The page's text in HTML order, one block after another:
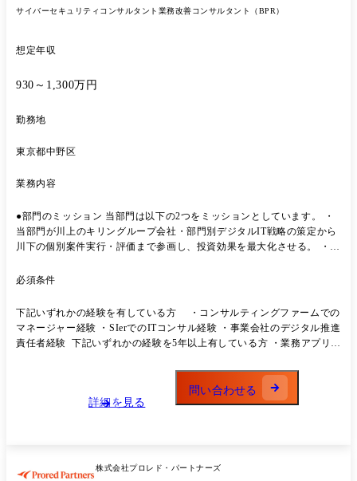
サイバーセキュリティコンサルタント 業務改善コンサルタント（BPR）
想定年収
930～1,300万円
勤務地
東京都中野区
業務内容
●部門のミッション 当部門は以下の2つをミッションとしています。 ・
当部門が川上のキリングループ会社・部門別デジタルIT戦略の策定から
川下の個別案件実行・評価まで参画し、投資効果を最大化させる。 ・実
心・安全を確保する。 上記ミッションを遂行するにあたり、以下の複数
行支援: 機能戦略に沿ったITロードマップの策定と実行支援 ② 業務プロ
セス変革: 業務課題の分析、打ち手の検討 ③ システム導入・統合支援:
システム要件定義やシステム開発のPMO ④ ITインフラの最適化: クラ
業務プロセス整理支援、業務要件・システム要件策定、RFP作成、プラ
ォームの概念検証(PoC)プロジェクトの推進、技術・業務課題の解決 ・
必須条件
下記いずれかの経験を有している方 ​ ・コンサルティングファームでの
マネージャー経験​ ・SIerでのITコンサル経験​ ・事業会社のデジタル推進
責任者経験​ ​ 下記いずれかの経験を5年以上有している方​ ・業務アプリケ
スにおける、川上の工程(戦略策定、企画構想、要件定義相当)の経験 ​ ・
業務アプリケーションシステムの中長期的な計画策定・実行の経験
詳細を見る
問い合わせる
株式会社プロレド・パートナーズ